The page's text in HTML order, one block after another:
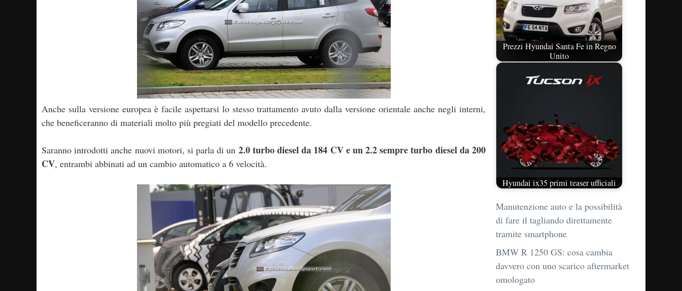
Anche sulla versione europea è facile aspettarsi lo stesso trattamento avuto dalla versione orientale anche negli interni,
che beneficeranno di materiali molto più pregiati del modello precedente.
Saranno introdotti anche nuovi motori, si parla di un 2.0 turbo diesel da 184 CV e un 2.2 sempre turbo diesel da 200
CV, entrambi abbinati ad un cambio automatico a 6 velocità.
Prezzi Hyundai Santa Fe in Regno
Unito
Hyundai ix35 primi teaser ufficiali
Manutenzione auto e la possibilità
di fare il tagliando direttamente
tramite smartphone
BMW R 1250 GS: cosa cambia
davvero con uno scarico aftermarket
omologato